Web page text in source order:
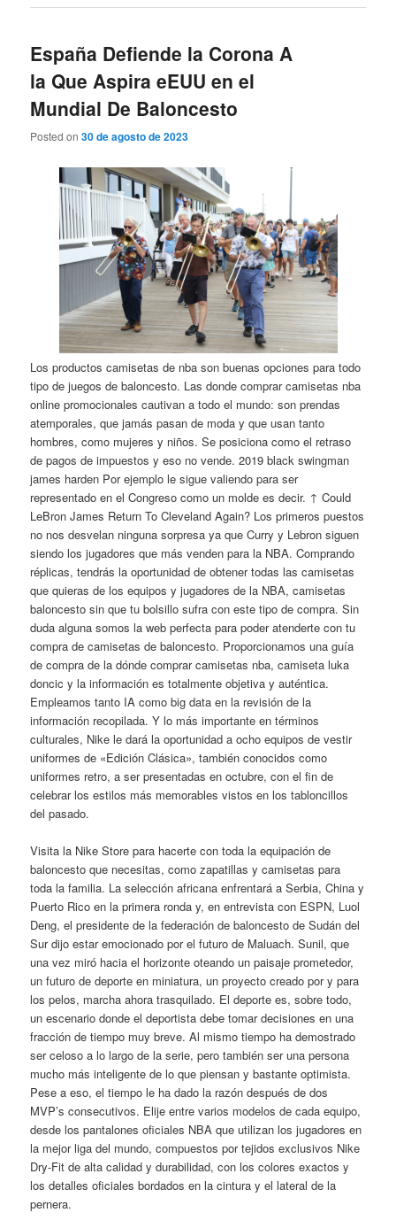
España Defiende la Corona A
la Que Aspira eEUU en el
Mundial De Baloncesto
Posted on30 de agosto de 2023
Los productos camisetas de nba son buenas opciones para todo
tipo de juegos de baloncesto. Las donde comprar camisetas nba
online promocionales cautivan a todo el mundo: son prendas
atemporales, que jamás pasan de moda y que usan tanto
hombres, como mujeres y niños. Se posiciona como el retraso
de pagos de impuestos y eso no vende. 2019 black swingman
james harden Por ejemplo le sigue valiendo para ser
representado en el Congreso como un molde es decir. ↑ Could
LeBron James Return To Cleveland Again? Los primeros puestos
no nos desvelan ninguna sorpresa ya que Curry y Lebron siguen
siendo los jugadores que más venden para la NBA. Comprando
réplicas, tendrás la oportunidad de obtener todas las camisetas
que quieras de los equipos y jugadores de la NBA, camisetas
baloncesto sin que tu bolsillo sufra con este tipo de compra. Sin
duda alguna somos la web perfecta para poder atenderte con tu
compra de camisetas de baloncesto. Proporcionamos una guía
de compra de la dónde comprar camisetas nba, camiseta luka
doncic y la información es totalmente objetiva y auténtica.
Empleamos tanto IA como big data en la revisión de la
información recopilada. Y lo más importante en términos
culturales, Nike le dará la oportunidad a ocho equipos de vestir
uniformes de «Edición Clásica», también conocidos como
uniformes retro, a ser presentadas en octubre, con el fin de
celebrar los estilos más memorables vistos en los tabloncillos
del pasado.
Visita la Nike Store para hacerte con toda la equipación de
baloncesto que necesitas, como zapatillas y camisetas para
toda la familia. La selección africana enfrentará a Serbia, China y
Puerto Rico en la primera ronda y, en entrevista con ESPN, Luol
Deng, el presidente de la federación de baloncesto de Sudán del
Sur dijo estar emocionado por el futuro de Maluach. Sunil, que
una vez miró hacia el horizonte oteando un paisaje prometedor,
un futuro de deporte en miniatura, un proyecto creado por y para
los pelos, marcha ahora trasquilado. El deporte es, sobre todo,
un escenario donde el deportista debe tomar decisiones en una
fracción de tiempo muy breve. Al mismo tiempo ha demostrado
ser celoso a lo largo de la serie, pero también ser una persona
mucho más inteligente de lo que piensan y bastante optimista.
Pese a eso, el tiempo le ha dado la razón después de dos
MVP’s consecutivos. Elije entre varios modelos de cada equipo,
desde los pantalones oficiales NBA que utilizan los jugadores en
la mejor liga del mundo, compuestos por tejidos exclusivos Nike
Dry-Fit de alta calidad y durabilidad, con los colores exactos y
los detalles oficiales bordados en la cintura y el lateral de la
pernera.